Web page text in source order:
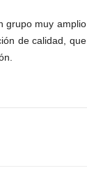
grupo muy amplio
de calidad, que